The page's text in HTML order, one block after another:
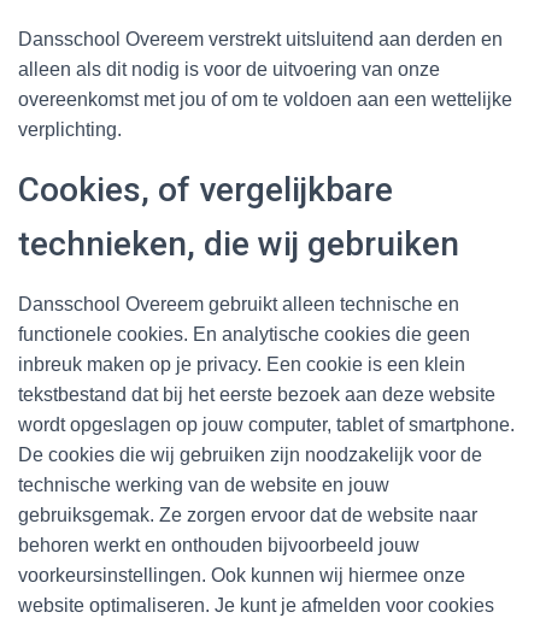
Dansschool Overeem verstrekt uitsluitend aan derden en
alleen als dit nodig is voor de uitvoering van onze
overeenkomst met jou of om te voldoen aan een wettelijke
verplichting.
Cookies, of vergelijkbare
technieken, die wij gebruiken
Dansschool Overeem gebruikt alleen technische en
functionele cookies. En analytische cookies die geen
inbreuk maken op je privacy. Een cookie is een klein
tekstbestand dat bij het eerste bezoek aan deze website
wordt opgeslagen op jouw computer, tablet of smartphone.
De cookies die wij gebruiken zijn noodzakelijk voor de
technische werking van de website en jouw
gebruiksgemak. Ze zorgen ervoor dat de website naar
behoren werkt en onthouden bijvoorbeeld jouw
voorkeursinstellingen. Ook kunnen wij hiermee onze
website optimaliseren. Je kunt je afmelden voor cookies